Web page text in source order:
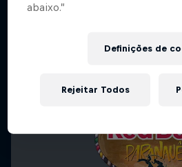
abaixo.”
Definições de
Rejeitar Todos